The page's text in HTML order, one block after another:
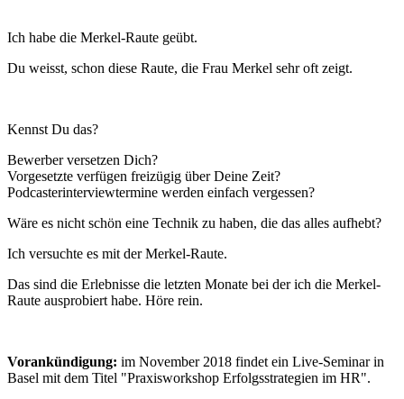
Ich habe die Merkel-Raute geübt.
Du weisst, schon diese Raute, die Frau Merkel sehr oft zeigt.
Kennst Du das?
Bewerber versetzen Dich?
Vorgesetzte verfügen freizügig über Deine Zeit?
Podcasterinterviewtermine werden einfach vergessen?
Wäre es nicht schön eine Technik zu haben, die das alles aufhebt?
Ich versuchte es mit der Merkel-Raute.
Das sind die Erlebnisse die letzten Monate bei der ich die Merkel-
Raute ausprobiert habe. Höre rein.
Vorankündigung: im November 2018 findet ein Live-Seminar in
Basel mit dem Titel "Praxisworkshop Erfolgsstrategien im HR".